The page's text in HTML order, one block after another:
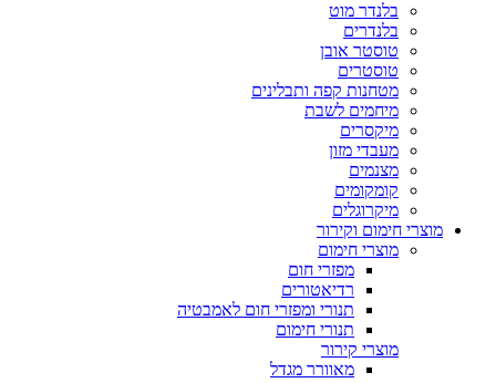
בלנדר מוט
בלנדרים
טוסטר אובן
טוסטרים
מטחנות קפה ותבלינים
מיחמים לשבת
מיקסרים
מעבדי מזון
מצנמים
קומקומים
מיקרוגלים
מוצרי חימום וקירור
מוצרי חימום
מפזרי חום
רדיאטורים
תנורי ומפזרי חום לאמבטיה
תנורי חימום
מוצרי קירור
מאוורר מגדל